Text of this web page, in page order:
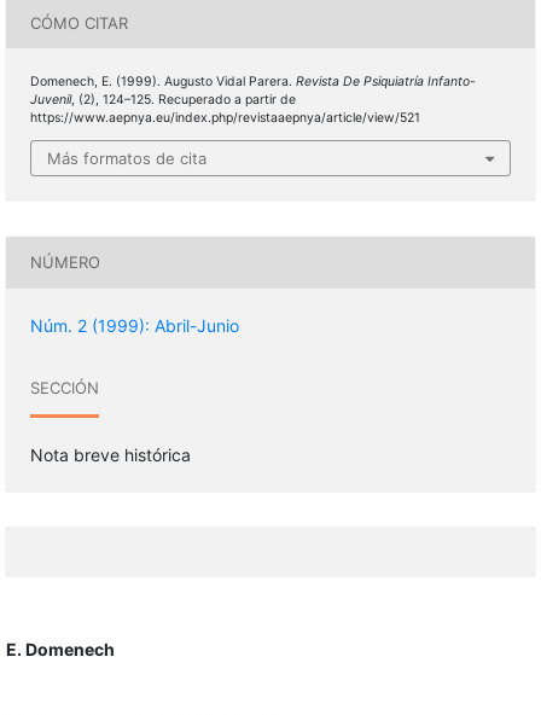
CÓMO CITAR
Domenech, E. (1999). Augusto Vidal Parera. Revista De Psiquiatría Infanto-
Juvenil, (2), 124–125. Recuperado a partir de
https://www.aepnya.eu/index.php/revistaaepnya/article/view/521
Más formatos de cita
NÚMERO
Núm. 2 (1999): Abril-Junio
SECCIÓN
Nota breve histórica
E. Domenech